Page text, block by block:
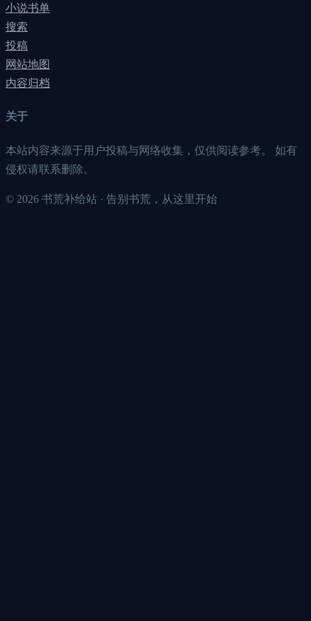
小说书单
搜索
投稿
网站地图
内容归档
关于
本站内容来源于用户投稿与网络收集，仅供阅读参考。 如有
侵权请联系删除。
© 2026 书荒补给站 · 告别书荒，从这里开始